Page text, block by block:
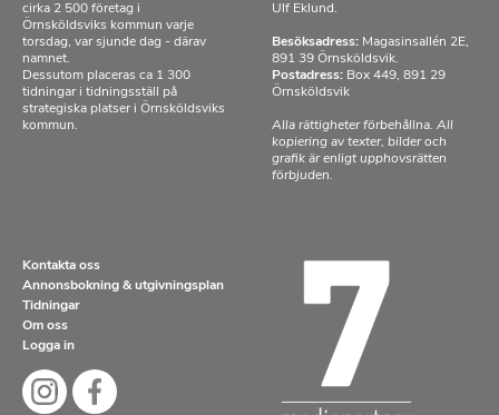
cirka 2 500 företag i
Örnsköldsviks kommun varje
torsdag, var sjunde dag - därav
namnet.
Dessutom placeras ca 1 300
tidningar i tidningsställ på
strategiska platser i Örnsköldsviks
kommun.
Ulf Eklund.
Besöksadress: Magasinsallén 2E,
891 39 Örnsköldsvik.
Postadress: Box 449, 891 29
Örnsköldsvik
Alla rättigheter förbehållna. All
kopiering av texter, bilder och
grafik är enligt upphovsrätten
förbjuden.
Kontakta oss
Annonsbokning & utgivningsplan
Tidningar
Om oss
Logga in